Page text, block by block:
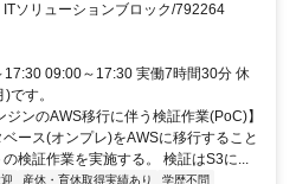
しております！！
ソリューションブロック/792264
09:00～17:30 実働7時間30分 休
です。
ンのAWS移行に伴う検証作業(PoC)】
ース(オンプレ)をAWSに移行すること
検証作業を実施する。 検証はS3に...
産休・育休取得実績あり
学歴不問